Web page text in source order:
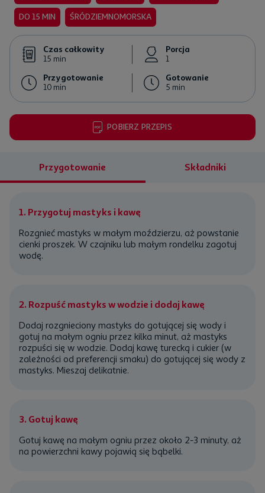
DO 15 MIN ŚRÓDZIEMNOMORSKA
Czas całkowity
15 min
Porcja
1
Przygotowanie
10 min
Gotowanie
5 min
POBIERZ PRZEPIS
Przygotowanie Składniki
1. Przygotuj mastyks i kawę
Rozgnieć mastyks w małym moździerzu, aż powstanie
cienki proszek. W czajniku lub małym rondelku zagotuj
wodę.
2. Rozpuść mastyks w wodzie i dodaj kawę
Dodaj rozgnieciony mastyks do gotującej się wody i
gotuj na małym ogniu przez kilka minut, aż mastyks
rozpuści się w wodzie. Dodaj kawę turecką i cukier (w
zależności od preferencji smaku) do gotującej się wody z
mastyks. Mieszaj delikatnie.
3. Gotuj kawę
Gotuj kawę na małym ogniu przez około 2-3 minuty, aż
na powierzchni kawy pojawią się bąbelki.